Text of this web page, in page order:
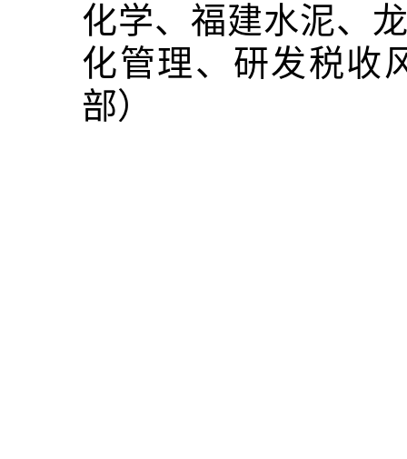
化学、福建水泥、
化管理、研发税收
部）